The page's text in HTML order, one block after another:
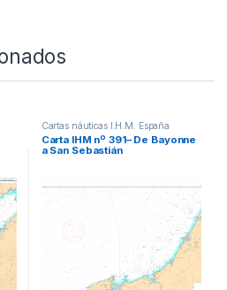
Cartas náuticas I.H.M. España
Carta IHM nº 391– De Bayonne
a San Sebastián